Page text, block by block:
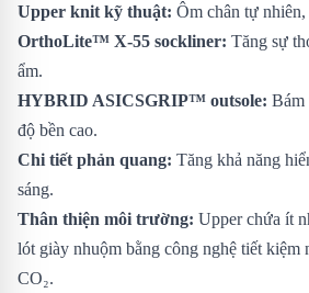
Upper knit kỹ thuật: Ôm chân tự
OrthoLite™ X-55 sockliner: Tăng sự
ẩm.
HYBRID ASICSGRIP™ outsole: Bám
độ bền cao.
Chi tiết phản quang: Tăng khả năng
sáng.
Thân thiện môi trường: Upper chứa ít
lót giày nhuộm bằng công nghệ tiết kiệm
CO₂.